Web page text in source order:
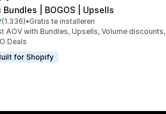
Bundles | BOGOS | Upsells
5 sterren
(1.336)
recensies in totaal
•Gratis te installeren
AOV with Bundles, Upsells, Volume discounts,
Deals
for Shopify